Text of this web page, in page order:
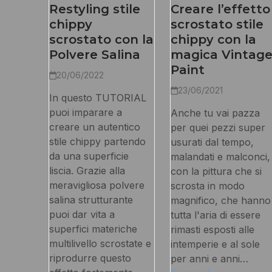
Restyling stile
chippy
scrostato con la
Polvere Salina
20/06/2022
In questo TUTORIAL
puoi imparare a
creare un autentico
stile chippy partendo
da una superficie
liscia. Grazie alla
meravigliosa polvere
salina strutturante
puoi dar vita a
superfici materiche
multilivello scrostate e
riprodurre questo
Creare l’effetto
scrostato stile
chippy con la
magica Vintage
Paint
23/06/2021
Anche tu vai pazza
per quei pezzi super
usurati dal tempo,
malandati e malconci,
con la pittura che si
scrosta in modo
magnifico, che hanno
tutta l'aria di essere
rimasti esposti alle
intemperie e al sole
per anni e anni…